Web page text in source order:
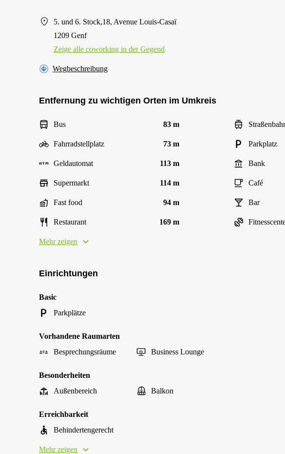
5. und 6. Stock,18, Avenue Louis-Casaï
1209 Genf
Zeige alle сoworking in der Gegend
Wegbeschreibung
Entfernung zu wichtigen Orten im Umkreis
Bus 83 m
Fahrradstellplatz 73 m Parkplatz
Geldautomat 113 m Bank
Supermarkt 114 m Café
Fast food 94 m Bar
Restaurant 169 m
Mehr zeigen
Einrichtungen
Basic
Parkplätze
Vorhandene Raumarten
Besprechungsräume
Business Lounge
Besonderheiten
Außenbereich
Balkon
Erreichbarkeit
Behindertengerecht
Mehr zeigen